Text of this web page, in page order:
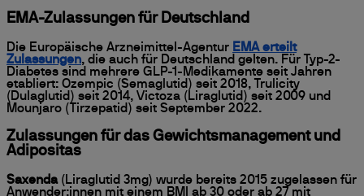
EMA-Zulassungen für Deutschland
Die Europäische Arzneimittel-Agentur EMA erteilt
Zulassungen, die auch für Deutschland gelten. Für Typ-2-
Diabetes sind mehrere GLP-1-Medikamente seit Jahren
etabliert: Ozempic (Semaglutid) seit 2018, Trulicity
(Dulaglutid) seit 2014, Victoza (Liraglutid) seit 2009 und
Mounjaro (Tirzepatid) seit September 2022.
Zulassungen für das Gewichtsmanagement und
Adipositas
Saxenda (Liraglutid 3mg) wurde bereits 2015 zugelassen für
Anwender:innen mit einem BMI ab 30 oder ab 27 mit